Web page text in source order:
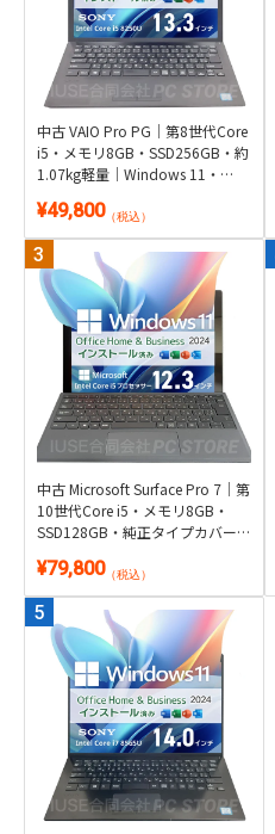
中古 VAIO Pro PG｜第8世代Core
i5・メモリ8GB・SSD256GB・約
1.07kg軽量｜Windows 11・
¥49,800（税込）
中古 Microsoft Surface Pro 7｜第
10世代Core i5・メモリ8GB・
SSD128GB・純正タイプカバー
Microsoft Office 2024付き・タブ
レット
¥79,800（税込）